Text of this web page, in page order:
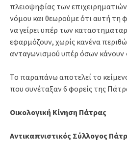
πλειοψηφίας των
νόμου και θεωρούμε ότι αυτή τη
να γείρει υπέρ των
εφαρμόζουν, χωρίς κανένα
ανταγωνισμού υπέρ όσων κάνουν
Το παραπάνω αποτελεί το
που συνέταξαν 6 φορείς της
Οικολογική Κίνηση Πάτρας
Αντικαπνιστικός Σύλλογος